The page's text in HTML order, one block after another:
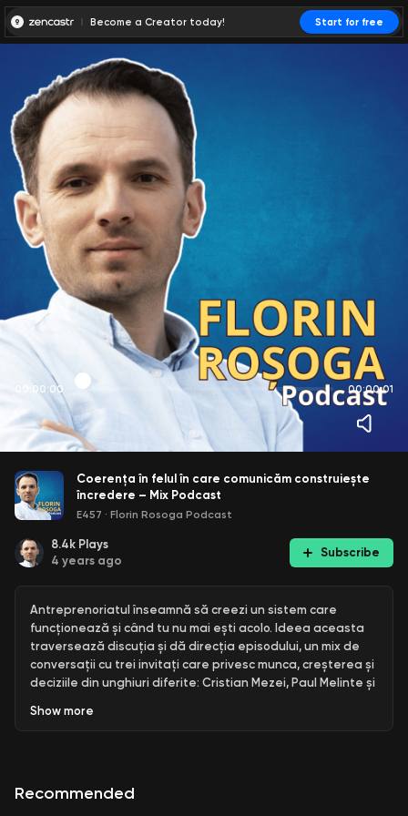
Become a Creator today! Start for free
00:00:00 00:00:01
Coerența în felul în care comunicăm construiește
încredere – Mix Podcast
E457 · Florin Rosoga Podcast
8.4k Plays
4 years ago
Subscribe
Antreprenoriatul înseamnă să creezi un sistem care
funcționează și când tu nu mai ești acolo. Ideea aceasta
traversează discuția și dă direcția episodului, un mix de
conversații cu trei invitați care privesc munca, creșterea și
deciziile din unghiuri diferite: Cristian Mezei, Paul Melinte și
business, din lucrul cu echipe, din zona de strategie și
Pentru mai multe resurse despre episodul de astăzi,
Show more
Recommended